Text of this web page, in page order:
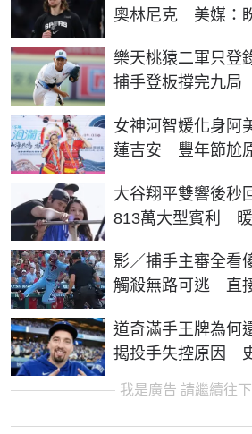
奧林尼克 美媒：
樂天桃猿二軍只登
捕手登板撐完九
女神河智媛化身阿
蓮吉安 豐年節尬
大谷翔平雙響後秒
813萬大型賓利
影／捕手主審全看
觸殺無路可逃 直
道奇滿手王牌為何
揭投手失控原因
我是廣告 請繼續往